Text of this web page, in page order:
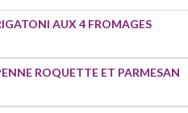
AUX 4 FROMAGES
ROQUETTE ET PARMESAN